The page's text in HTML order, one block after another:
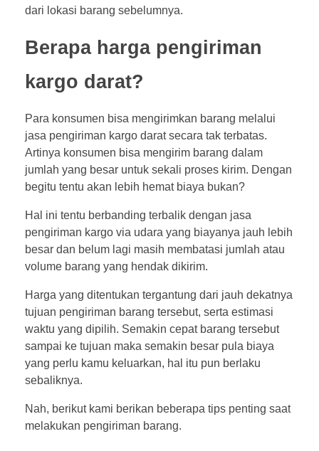
dari lokasi barang sebelumnya.
Berapa harga pengiriman
kargo darat?
Para konsumen bisa mengirimkan barang melalui
jasa pengiriman kargo darat secara tak terbatas.
Artinya konsumen bisa mengirim barang dalam
jumlah yang besar untuk sekali proses kirim. Dengan
begitu tentu akan lebih hemat biaya bukan?
Hal ini tentu berbanding terbalik dengan jasa
pengiriman kargo via udara yang biayanya jauh lebih
besar dan belum lagi masih membatasi jumlah atau
volume barang yang hendak dikirim.
Harga yang ditentukan tergantung dari jauh dekatnya
tujuan pengiriman barang tersebut, serta estimasi
waktu yang dipilih. Semakin cepat barang tersebut
sampai ke tujuan maka semakin besar pula biaya
yang perlu kamu keluarkan, hal itu pun berlaku
sebaliknya.
Nah, berikut kami berikan beberapa tips penting saat
melakukan pengiriman barang.